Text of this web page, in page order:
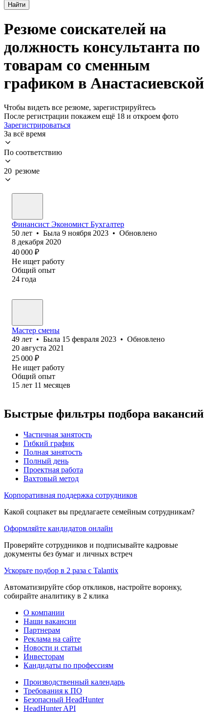
Найти
Резюме соискателей на
должность консультанта по
товарам со сменным
графиком в Анастасиевской
Чтобы видеть все резюме, зарегистрируйтесь
После регистрации покажем ещё 18 и откроем фото
Зарегистрироваться
За всё время
По соответствию
20 резюме
Финансист Экономист Бухгалтер
50 лет • Была 9 ноября 2023 • Обновлено
8 декабря 2020
40 000 ₽
Не ищет работу
Общий опыт
24 года
Мастер смены
49 лет • Была 15 февраля 2023 • Обновлено
20 августа 2021
25 000 ₽
Не ищет работу
Общий опыт
15 лет 11 месяцев
Быстрые фильтры подбора вакансий
Частичная занятость
Гибкий график
Полная занятость
Полный день
Проектная работа
Вахтовый метод
Корпоративная поддержка сотрудников
Какой соцпакет вы предлагаете семейным сотрудникам?
Оформляйте кандидатов онлайн
Проверяйте сотрудников и подписывайте кадровые
документы без бумаг и личных встреч
Ускорьте подбор в 2 раза с Talantix
Автоматизируйте сбор откликов, настройте воронку,
собирайте аналитику в 2 клика
О компании
Наши вакансии
Партнерам
Реклама на сайте
Новости и статьи
Инвесторам
Кандидаты по профессиям
Производственный календарь
Требования к ПО
Безопасный HeadHunter
HeadHunter API